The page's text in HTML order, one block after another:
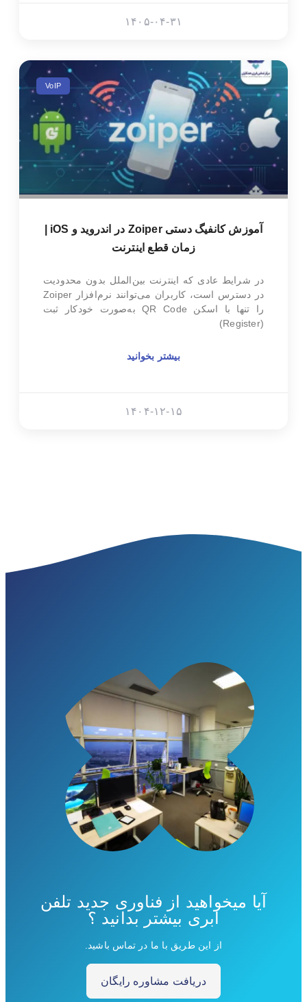
۱۴۰۵-۰۴-۳۱
VoIP
زمان قطع اینترنت
در شرایط عادی که اینترنت بین‌الملل بدون محدودیت
در دسترس است، کاربران می‌توانند نرم‌افزار Zoiper
را تنها با اسکن QR Code به‌صورت خودکار ثبت
(Register)
بیشتر بخوانید
۱۴۰۴-۱۲-۱۵
آیا میخواهید از فناوری جدید تلفن
ابری بیشتر بدانید ؟
از این طریق با ما در تماس باشید.
دریافت مشاوره رایگان